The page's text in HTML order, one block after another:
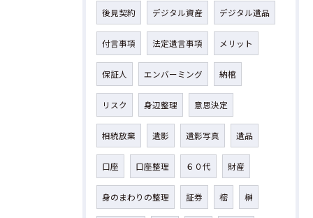
後見契約 デジタル資産 デジタル遺品
付言事項 法定遺言事項 メリット
保証人 エンバーミング 納棺
リスク 身辺整理 意思決定
相続放棄 遺影 遺影写真 遺品
口座 口座整理 ６０代 財産
身のまわりの整理 証券 樒 榊